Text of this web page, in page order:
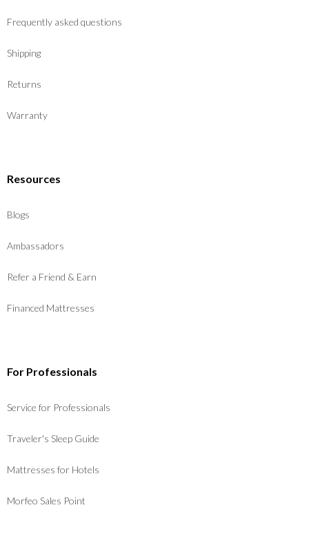
Frequently asked questions
Shipping
Returns
Warranty
Resources
Blogs
Ambassadors
Refer a Friend & Earn
Financed Mattresses
For Professionals
Service for Professionals
Traveler's Sleep Guide
Mattresses for Hotels
Morfeo Sales Point